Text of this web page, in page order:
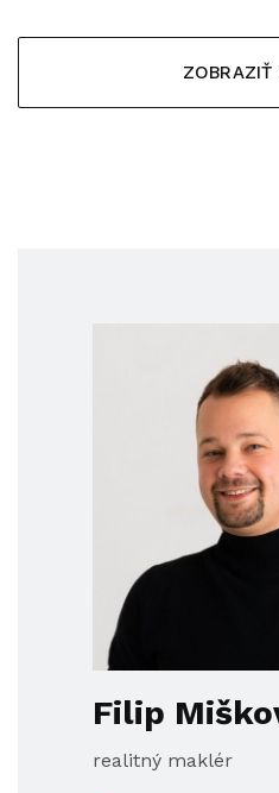
ZOBRAZIŤ
Filip
realitný maklér